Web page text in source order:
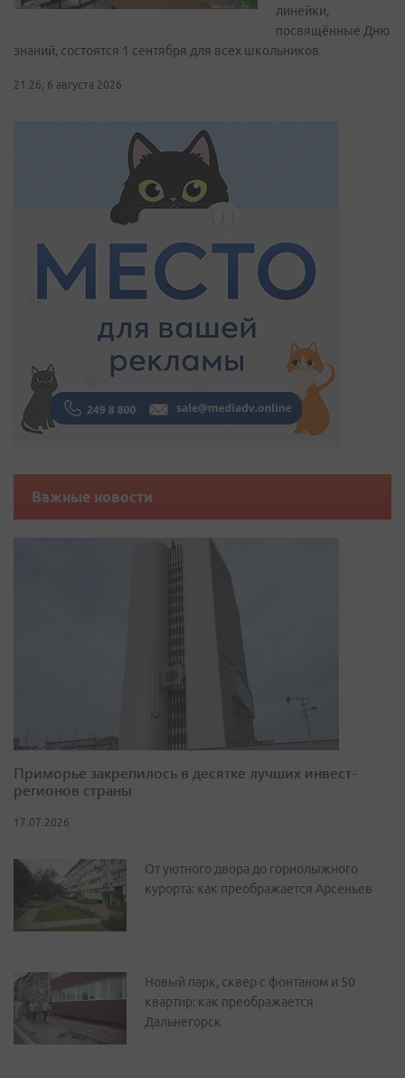
линейки,
посвящённые Дню
знаний, состоятся 1 сентября для всех школьников
21:26, 6 августа 2026
Важные новости
Приморье закрепилось в десятке лучших инвест-
регионов страны
17.07.2026
От уютного двора до горнолыжного
курорта: как преображается Арсеньев
Новый парк, сквер с фонтаном и 50
квартир: как преображается
Дальнегорск